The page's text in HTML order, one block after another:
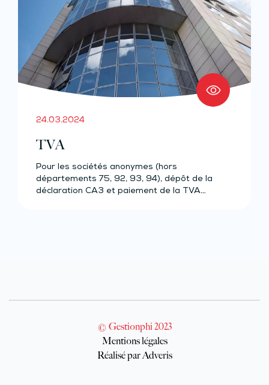
24.03.2024
TVA
Pour les sociétés anonymes (hors
départements 75, 92, 93, 94), dépôt de la
déclaration CA3 et paiement de la TVA…
© Gestionphi 2023
Mentions légales
Réalisé par Adveris